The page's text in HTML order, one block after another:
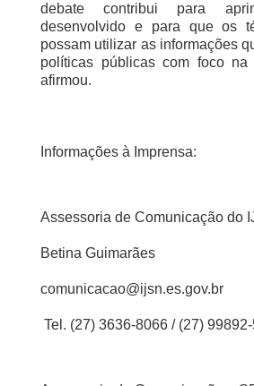
debate contribui para
desenvolvido e para que os
possam utilizar as informações
políticas públicas com foco na
afirmou.
Informações à Imprensa:
Assessoria de Comunicação do
Betina Guimarães
comunicacao@ijsn.es.gov.br
Tel. (27) 3636-8066 / (27)